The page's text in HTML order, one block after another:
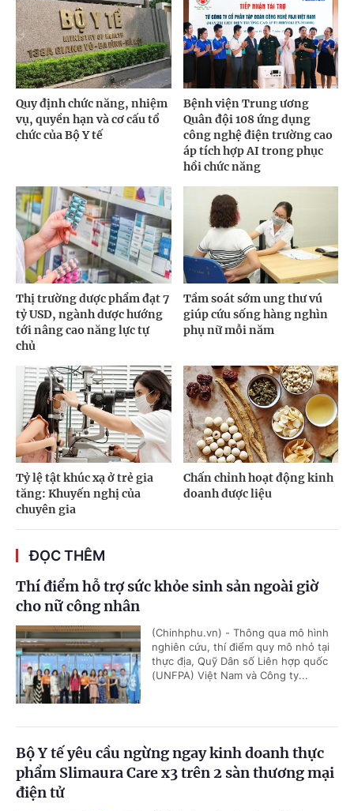
Quy định chức năng, nhiệm
vụ, quyền hạn và cơ cấu tổ
chức của Bộ Y tế
Bệnh viện Trung ương
Quân đội 108 ứng dụng
công nghệ điện trường cao
áp tích hợp AI trong phục
hồi chức năng
Thị trường dược phẩm đạt 7
tỷ USD, ngành dược hướng
tới nâng cao năng lực tự
chủ
Tầm soát sớm ung thư vú
giúp cứu sống hàng nghìn
phụ nữ mỗi năm
Tỷ lệ tật khúc xạ ở trẻ gia
tăng: Khuyến nghị của
chuyên gia
Chấn chỉnh hoạt động kinh
doanh dược liệu
ĐỌC THÊM
Thí điểm hỗ trợ sức khỏe sinh sản ngoài giờ
cho nữ công nhân
(Chinhphu.vn) - Thông qua mô hình
nghiên cứu, thí điểm quy mô nhỏ tại
thực địa, Quỹ Dân số Liên hợp quốc
(UNFPA) Việt Nam và Công ty...
Bộ Y tế yêu cầu ngừng ngay kinh doanh thực
phẩm Slimaura Care x3 trên 2 sàn thương mại
điện tử